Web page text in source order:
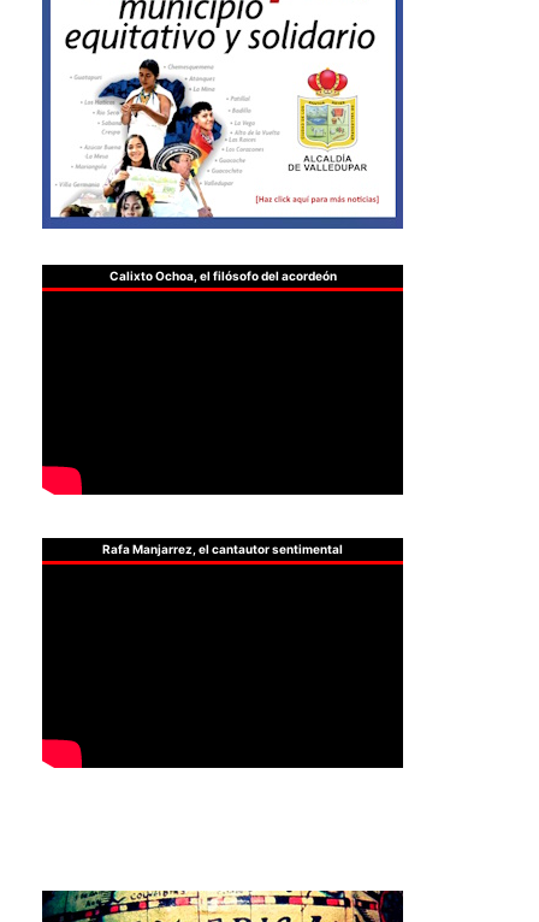
Calixto Ochoa, el filósofo del acordeón
Rafa Manjarrez, el cantautor sentimental